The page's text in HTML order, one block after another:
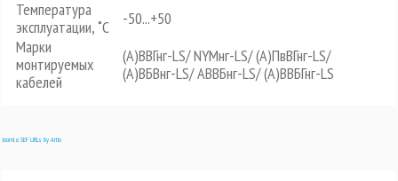
Температура
эксплуатации, ˚С
-50...+50
Марки
монтируемых
кабелей
(А)ВВГнг-LS/ NYMнг-LS/ (А)ПвВГнг-LS/
(А)ВБВнг-LS/ АВВБнг-LS/ (А)ВВБГнг-LS
Joomla SEF URLs by Artio